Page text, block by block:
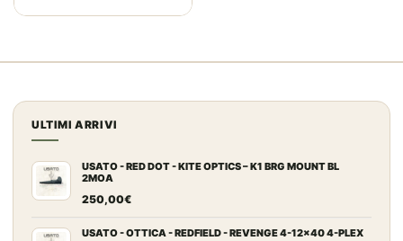
109,00€.
ULTIMI ARRIVI
USATO - RED DOT - KITE OPTICS – K1 BRG MOUNT BL
2MOA
250,00€
USATO - OTTICA - REDFIELD - REVENGE 4-12x40 4-PLEX